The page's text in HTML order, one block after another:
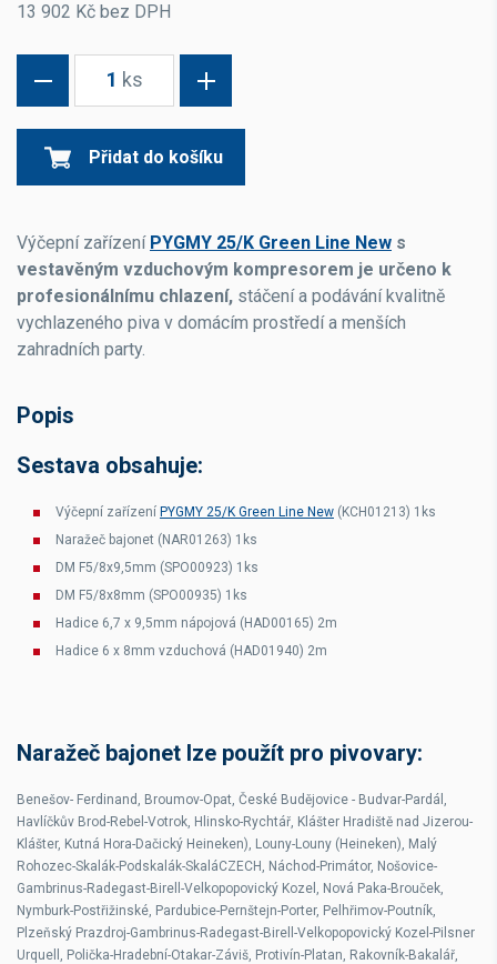
13 902 Kč bez DPH
1 ks
Přidat do košíku
Výčepní zařízení PYGMY 25/K Green Line New s
vestavěným vzduchovým kompresorem je určeno k
profesionálnímu chlazení, stáčení a podávání kvalitně
vychlazeného piva v domácím prostředí a menších
zahradních party.
Popis
Sestava obsahuje:
Výčepní zařízení PYGMY 25/K Green Line New (KCH01213) 1ks
Naražeč bajonet (NAR01263) 1ks
DM F5/8x9,5mm (SPO00923) 1ks
DM F5/8x8mm (SPO00935) 1ks
Hadice 6,7 x 9,5mm nápojová (HAD00165) 2m
Hadice 6 x 8mm vzduchová (HAD01940) 2m
Naražeč bajonet lze použít pro pivovary:
Benešov- Ferdinand, Broumov-Opat, České Budějovice - Budvar-Pardál,
Havlíčkův Brod-Rebel-Votrok, Hlinsko-Rychtář, Klášter Hradiště nad Jizerou-
Klášter, Kutná Hora-Dačický Heineken), Louny-Louny (Heineken), Malý
Rohozec-Skalák-Podskalák-SkaláCZECH, Náchod-Primátor, Nošovice-
Gambrinus-Radegast-Birell-Velkopopovický Kozel, Nová Paka-Brouček,
Nymburk-Postřižinské, Pardubice-Pernštejn-Porter, Pelhřimov-Poutník,
Plzeňský Prazdroj-Gambrinus-Radegast-Birell-Velkopopovický Kozel-Pilsner
Urquell, Polička-Hradební-Otakar-Záviš, Protivín-Platan, Rakovník-Bakalář,